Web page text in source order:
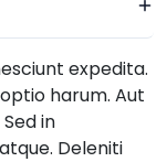
expedita.
harum. Aut
in
Deleniti